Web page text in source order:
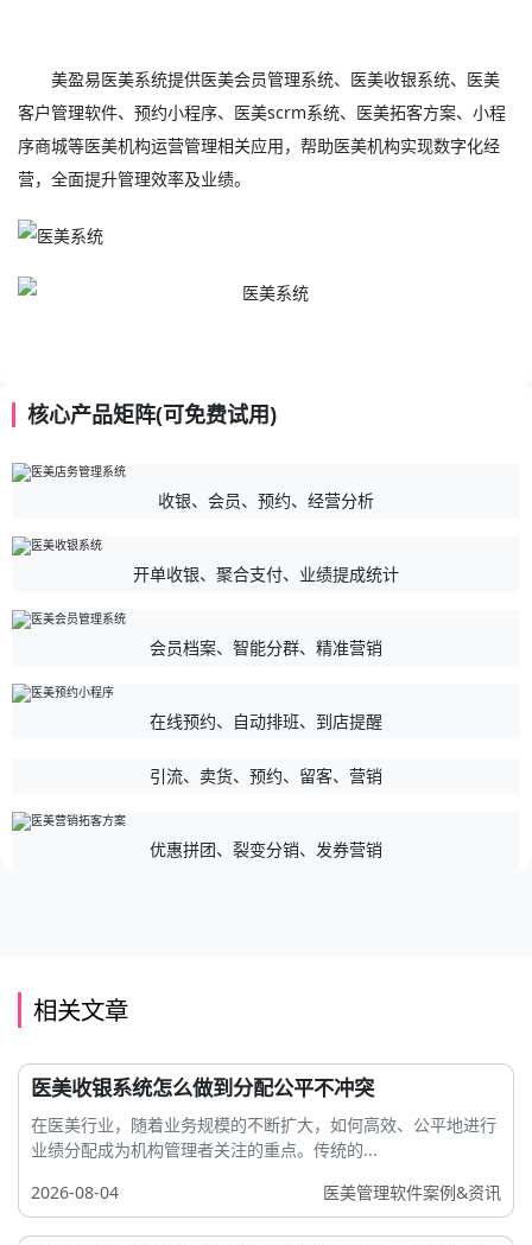
美盈易医美系统提供医美会员管理系统、 医美收银系统、 医美
客户管理软件、预约小程序、 医美scrm系统、医美拓客方案、小程
序商城等医美机构运营管理相关应用，帮助医美机构实现数字化经
营，全面提升管理效率及业绩。
核心产品矩阵(可免费试用)
收银、会员、预约、经营分析
开单收银、聚合支付、业绩提成统计
会员档案、智能分群、精准营销
在线预约、自动排班、到店提醒
引流、卖货、预约、留客、营销
优惠拼团、裂变分销、发券营销
相关文章
医美收银系统怎么做到分配公平不冲突
在医美行业，随着业务规模的不断扩大，如何高效、公平地进行
业绩分配成为机构管理者关注的重点。传统的...
2026-08-04
医美管理软件案例&资讯